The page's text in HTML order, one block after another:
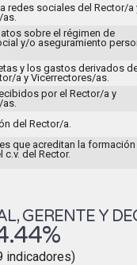
redes sociales del Rector/a
sobre el régimen de
y/o aseguramiento
y los gastos derivados
a y Vicerrectores/as.
por el Rector/a y
del Rector/a.
que acreditan la formación
c.v. del Rector.
GERENTE Y
indicadores)